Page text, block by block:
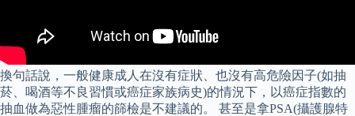
換句話說，一般健康成人在沒有症狀、也沒有高危險因子(如抽
菸、喝酒等不良習慣或癌症家族病史)的情況下，以癌症指數的
抽血做為惡性腫瘤的篩檢是不建議的。 甚至是拿PSA(攝護腺特